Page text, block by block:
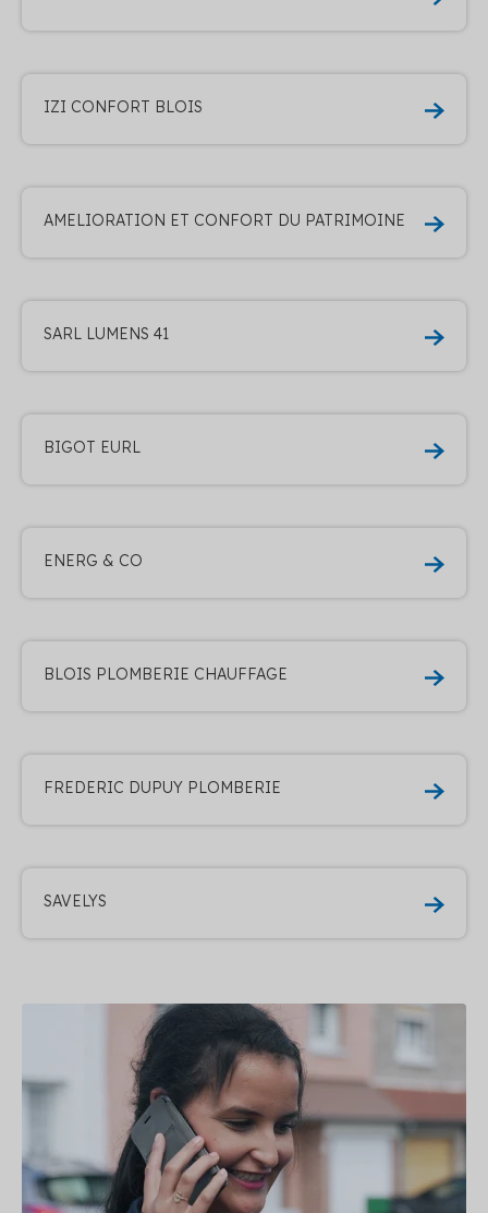
IZI CONFORT BLOIS
AMELIORATION ET CONFORT DU PATRIMOINE
SARL LUMENS 41
BIGOT EURL
ENERG & CO
BLOIS PLOMBERIE CHAUFFAGE
FREDERIC DUPUY PLOMBERIE
SAVELYS